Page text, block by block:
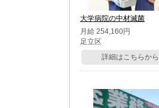
大学病院の中材滅菌
月給 254,160円
足立区
詳細はこちらから